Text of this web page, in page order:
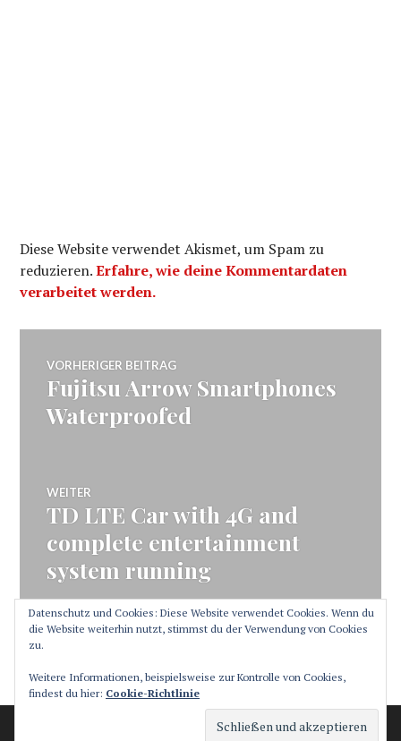
Diese Website verwendet Akismet, um Spam zu
reduzieren.Erfahre, wie deine Kommentardaten
verarbeitet werden.
Beitragsnavigation
VORHERIGER BEITRAG
Vorheriger
Beitrag:
Fujitsu Arrow Smartphones
Waterproofed
WEITER
Nächster
TD LTE Car with 4G and
complete entertainment
system running
Stolz präsentiert von WordPress
Theme: Canard von
Datenschutz und Cookies: Diese Website verwendet Cookies. Wenn du
die Website weiterhin nutzt, stimmst du der Verwendung von Cookies
zu.
Weitere Informationen, beispielsweise zur Kontrolle von Cookies,
findest du hier: Cookie-Richtlinie